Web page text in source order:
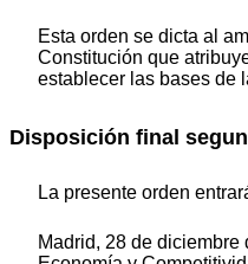
Esta orden se dicta al
Constitución que
establecer las bases de
Disposición final
La presente orden
Madrid, 28 de